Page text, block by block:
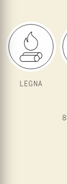
LEGNA